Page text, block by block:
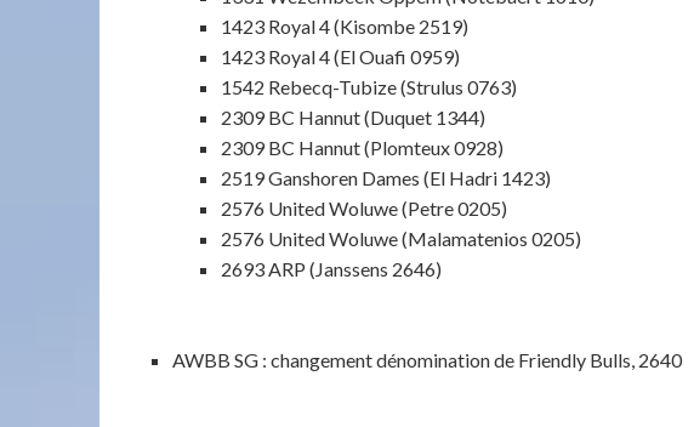
1423 Royal 4 (Kisombe 2519)
1423 Royal 4 (El Ouafi 0959)
1542 Rebecq-Tubize (Strulus 0763)
2309 BC Hannut (Duquet 1344)
2309 BC Hannut (Plomteux 0928)
2519 Ganshoren Dames (El Hadri 1423)
2576 United Woluwe (Petre 0205)
2576 United Woluwe (Malamatenios 0205)
2693 ARP (Janssens 2646)
AWBB SG : changement dénomination de Friendly Bulls, 2640